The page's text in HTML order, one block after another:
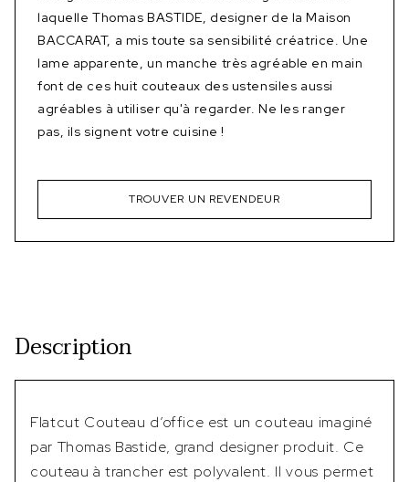
laquelle Thomas BASTIDE, designer de la Maison
BACCARAT, a mis toute sa sensibilité créatrice. Une
lame apparente, un manche très agréable en main
font de ces huit couteaux des ustensiles aussi
agréables à utiliser qu'à regarder. Ne les ranger
pas, ils signent votre cuisine !
TROUVER UN REVENDEUR
Description
Flatcut Couteau d’office est un couteau imaginé
par Thomas Bastide, grand designer produit. Ce
couteau à trancher est polyvalent. Il vous permet